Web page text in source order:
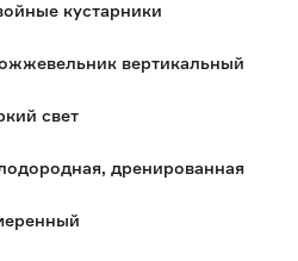
кустарники
вертикальный
свет
дренированная